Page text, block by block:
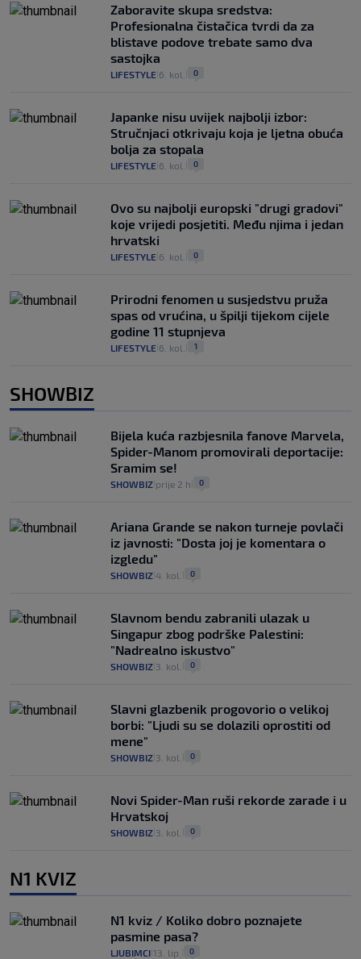
Zaboravite skupa sredstva:
Profesionalna čistačica tvrdi da za
blistave podove trebate samo dva
sastojka
LIFESTYLE 6. kol. 0
Japanke nisu uvijek najbolji izbor:
Stručnjaci otkrivaju koja je ljetna obuća
bolja za stopala
LIFESTYLE 6. kol. 0
Ovo su najbolji europski "drugi gradovi"
koje vrijedi posjetiti. Među njima i jedan
hrvatski
LIFESTYLE 6. kol. 0
Prirodni fenomen u susjedstvu pruža
spas od vrućina, u špilji tijekom cijele
godine 11 stupnjeva
LIFESTYLE 6. kol. 1
SHOWBIZ
Bijela kuća razbjesnila fanove Marvela,
Spider-Manom promovirali deportacije:
Sramim se!
SHOWBIZ prije 2 h 0
Ariana Grande se nakon turneje povlači
iz javnosti: "Dosta joj je komentara o
izgledu"
SHOWBIZ 4. kol. 0
Slavnom bendu zabranili ulazak u
Singapur zbog podrške Palestini:
"Nadrealno iskustvo"
SHOWBIZ 3. kol. 0
Slavni glazbenik progovorio o velikoj
borbi: "Ljudi su se dolazili oprostiti od
mene"
SHOWBIZ 3. kol. 0
Novi Spider-Man ruši rekorde zarade i u
Hrvatskoj
SHOWBIZ 3. kol. 0
N1 KVIZ
N1 kviz / Koliko dobro poznajete
pasmine pasa?
LJUBIMCI 13. lip. 0